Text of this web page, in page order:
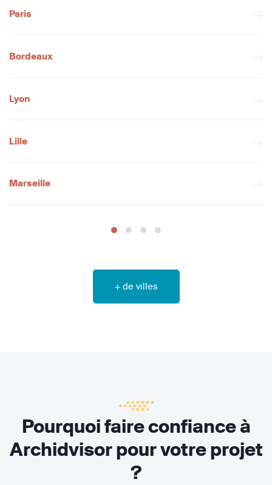
Paris
Bordeaux
Lyon
Lille
Marseille
+ de villes
Pourquoi faire confiance à
Archidvisor pour votre projet
?